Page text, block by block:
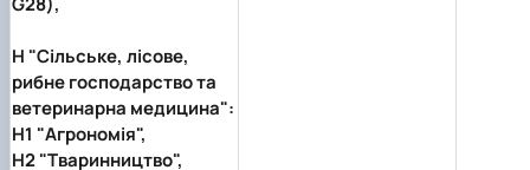
H "Сільське, лісове,
рибне господарство та
ветеринарна медицина":
Н1 "Агрономія",
Н2 "Тваринництво",